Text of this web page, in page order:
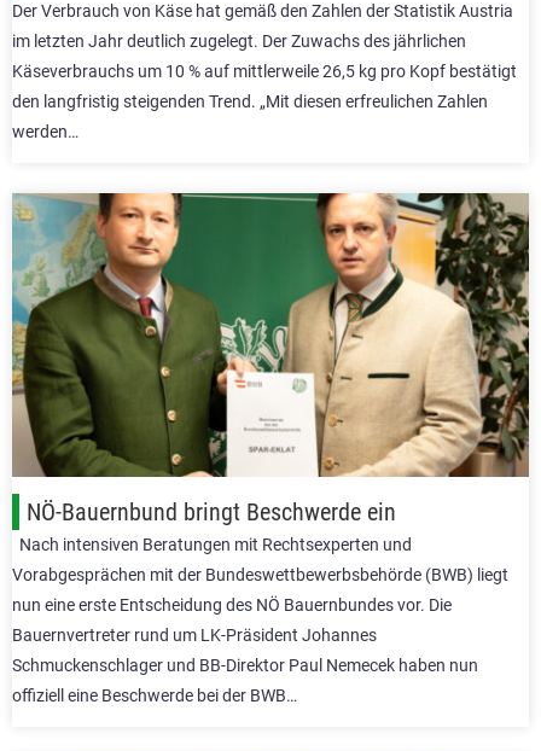
Der Verbrauch von Käse hat gemäß den Zahlen der Statistik Austria
im letzten Jahr deutlich zugelegt. Der Zuwachs des jährlichen
Käseverbrauchs um 10 % auf mittlerweile 26,5 kg pro Kopf bestätigt
den langfristig steigenden Trend. „Mit diesen erfreulichen Zahlen
werden…
NÖ-Bauernbund bringt Beschwerde ein
Nach intensiven Beratungen mit Rechtsexperten und
Vorabgesprächen mit der Bundeswettbewerbsbehörde (BWB) liegt
nun eine erste Entscheidung des NÖ Bauernbundes vor. Die
Bauernvertreter rund um LK-Präsident Johannes
Schmuckenschlager und BB-Direktor Paul Nemecek haben nun
offiziell eine Beschwerde bei der BWB…